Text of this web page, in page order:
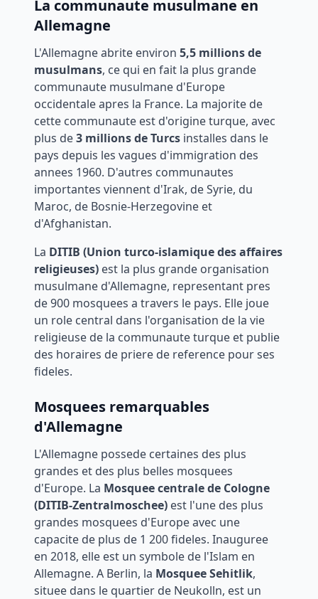
La communaute musulmane en
Allemagne
L'Allemagne abrite environ 5,5 millions de
musulmans, ce qui en fait la plus grande
communaute musulmane d'Europe
occidentale apres la France. La majorite de
cette communaute est d'origine turque, avec
plus de3 millions de Turcs installes dans le
pays depuis les vagues d'immigration des
annees 1960. D'autres communautes
importantes viennent d'Irak, de Syrie, du
Maroc, de Bosnie-Herzegovine et
d'Afghanistan.
La DITIB (Union turco-islamique des affaires
religieuses) est la plus grande organisation
musulmane d'Allemagne, representant pres
de 900 mosquees a travers le pays. Elle joue
un role central dans l'organisation de la vie
religieuse de la communaute turque et publie
des horaires de priere de reference pour ses
fideles.
Mosquees remarquables
d'Allemagne
L'Allemagne possede certaines des plus
grandes et des plus belles mosquees
d'Europe. La Mosquee centrale de Cologne
(DITIB-Zentralmoschee) est l'une des plus
grandes mosquees d'Europe avec une
capacite de plus de 1 200 fideles. Inauguree
en 2018, elle est un symbole de l'Islam en
Allemagne. A Berlin, la Mosquee Sehitlik,
situee dans le quartier de Neukolln, est un